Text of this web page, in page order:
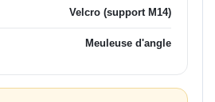
Velcro (support M14)
Meuleuse d'angle